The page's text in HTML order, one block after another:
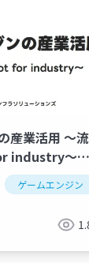
産業活用 ～流
industry～｜
ンフラソリュ
ゲームエンジン